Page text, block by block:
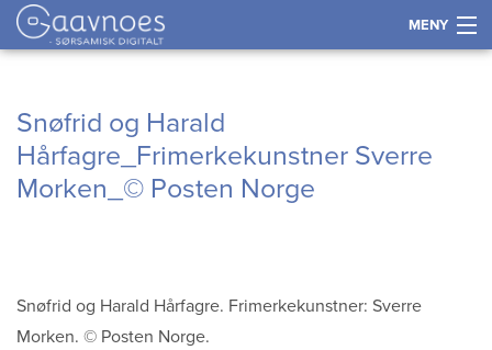
MENY
Språk
Næring
innholdet
skriftSnøfrid og Harald
Hårfagre_Frimerkekunstner Sverre
Morken_© Posten Norge
Snøfrid og Harald Hårfagre. Frimerkekunstner: Sverre
Morken. © Posten Norge.